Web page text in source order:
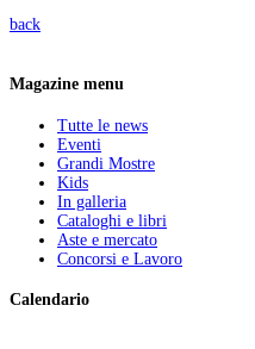
back
Magazine menu
Tutte le news
Eventi
Grandi Mostre
Kids
In galleria
Cataloghi e libri
Aste e mercato
Concorsi e Lavoro
Calendario